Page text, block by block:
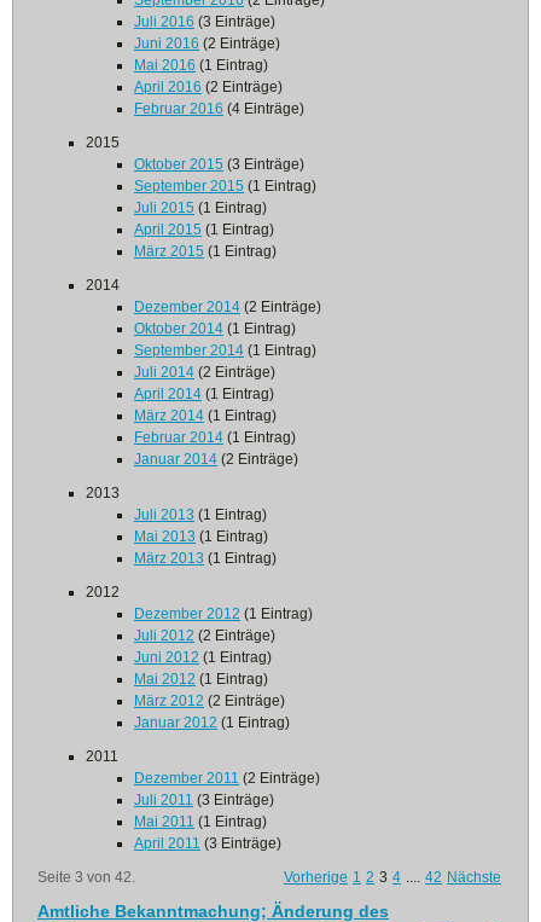
Juli 2016 (3 Einträge)
Juni 2016 (2 Einträge)
Mai 2016 (1 Eintrag)
April 2016 (2 Einträge)
Februar 2016 (4 Einträge)
2015
Oktober 2015 (3 Einträge)
September 2015 (1 Eintrag)
Juli 2015 (1 Eintrag)
April 2015 (1 Eintrag)
März 2015 (1 Eintrag)
2014
Dezember 2014 (2 Einträge)
Oktober 2014 (1 Eintrag)
September 2014 (1 Eintrag)
Juli 2014 (2 Einträge)
April 2014 (1 Eintrag)
März 2014 (1 Eintrag)
Februar 2014 (1 Eintrag)
Januar 2014 (2 Einträge)
2013
Juli 2013 (1 Eintrag)
Mai 2013 (1 Eintrag)
März 2013 (1 Eintrag)
2012
Dezember 2012 (1 Eintrag)
Juli 2012 (2 Einträge)
Juni 2012 (1 Eintrag)
Mai 2012 (1 Eintrag)
März 2012 (2 Einträge)
Januar 2012 (1 Eintrag)
2011
Dezember 2011 (2 Einträge)
Juli 2011 (3 Einträge)
Mai 2011 (1 Eintrag)
April 2011 (3 Einträge)
Seite 3 von 42.
Vorherige 1 2 3 4 .... 42 Nächste
Amtliche Bekanntmachung; Änderung des